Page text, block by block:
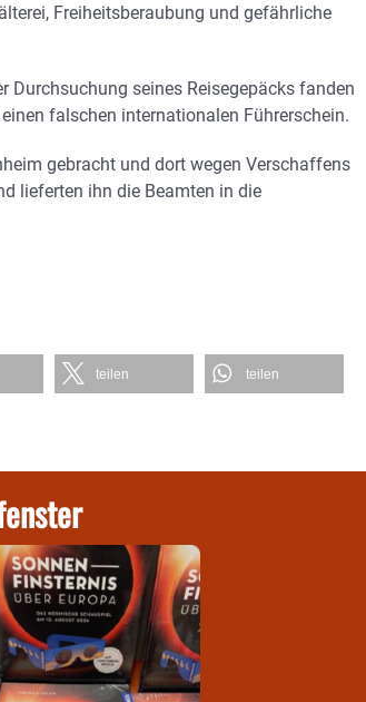
Freiheitsberaubung und gefährliche
Durchsuchung seines Reisegepäcks fanden
falschen internationalen Führerschein.
gebracht und dort wegen Verschaffens
lieferten ihn die Beamten in die
teilen teilen